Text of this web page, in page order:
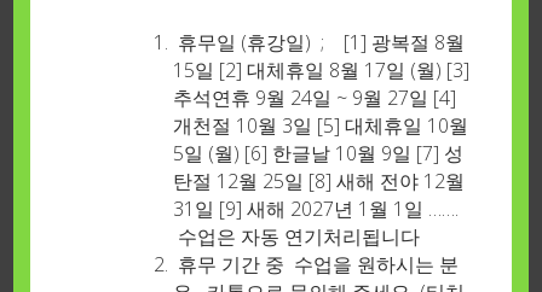
휴무일 (휴강일) ; [1] 광복절 8월
15일 [2] 대체휴일 8월 17일 (월) [3]
추석연휴 9월 24일 ~ 9월 27일 [4]
개천절 10월 3일 [5] 대체휴일 10월
5일 (월) [6] 한글날 10월 9일 [7] 성
탄절 12월 25일 [8] 새해 전야 12월
31일 [9] 새해 2027년 1월 1일 …….
수업은 자동 연기처리됩니다
휴무 기간 중 수업을 원하시는 분